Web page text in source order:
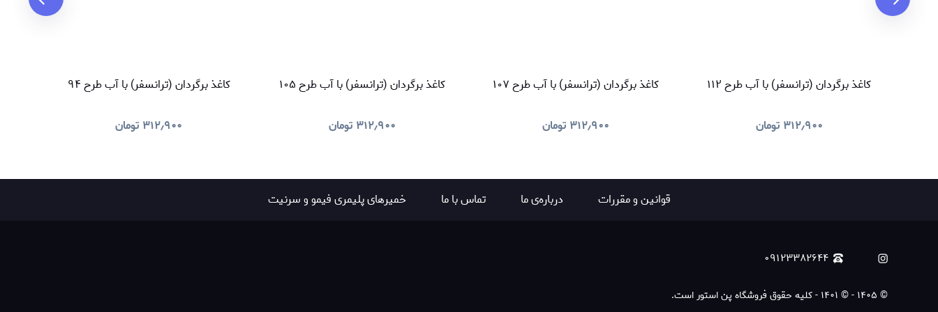
کاغذ برگردان (ترانسفر) با آب طرح ۱۱۲
۳۱۲٫۹۰۰ تومان
کاغذ برگردان (ترانسفر) با آب طرح ۱۰۷
۳۱۲٫۹۰۰ تومان
کاغذ برگردان (ترانسفر) با آب طرح ۱۰۵
۳۱۲٫۹۰۰ تومان
کاغذ برگردان (ترانسفر) با آب طرح ۹۴
۳۱۲٫۹۰۰ تومان
قوانين و مقررات درباره‌ی ما تماس با ما خمیرهای پلیمری فیمو و سرنیت
۰۹۱۲۳۳۸۲۶۴۴
© ۱۴۰۵ -© ۱۴۰۱ - کلیه حقوق فروشگاه پن استور است.